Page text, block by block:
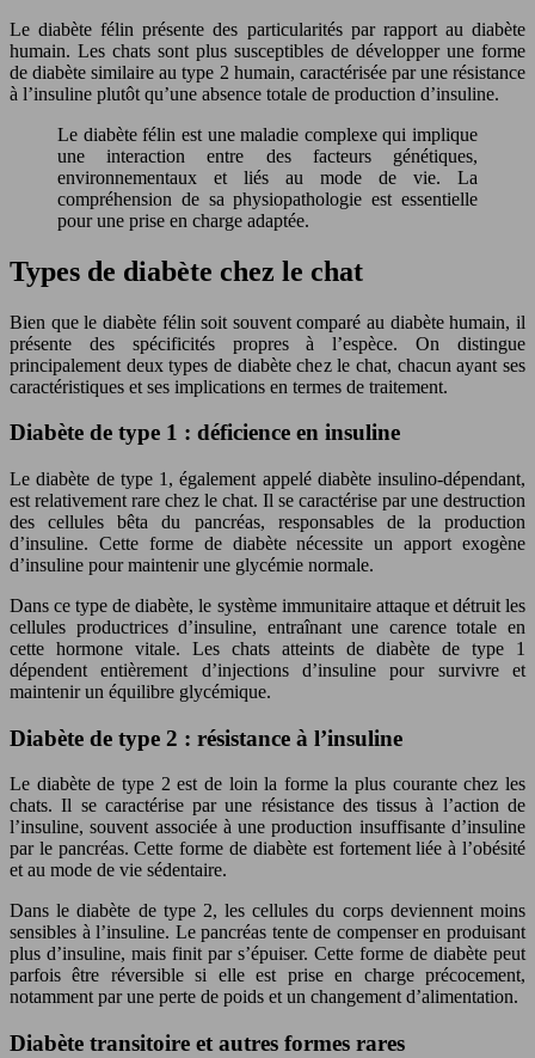
Le diabète félin présente des particularités par rapport au diabète
humain. Les chats sont plus susceptibles de développer une forme
de diabète similaire au type 2 humain, caractérisée par une résistance
à l’insuline plutôt qu’une absence totale de production d’insuline.
Le diabète félin est une maladie complexe qui implique
une interaction entre des facteurs génétiques,
environnementaux et liés au mode de vie. La
compréhension de sa physiopathologie est essentielle
pour une prise en charge adaptée.
Types de diabète chez le chat
Bien que le diabète félin soit souvent comparé au diabète humain, il
présente des spécificités propres à l’espèce. On distingue
principalement deux types de diabète chez le chat, chacun ayant ses
caractéristiques et ses implications en termes de traitement.
Diabète de type 1 : déficience en insuline
Le diabète de type 1, également appelé diabète insulino-dépendant,
est relativement rare chez le chat. Il se caractérise par une destruction
des cellules bêta du pancréas, responsables de la production
d’insuline. Cette forme de diabète nécessite un apport exogène
d’insuline pour maintenir une glycémie normale.
Dans ce type de diabète, le système immunitaire attaque et détruit les
cellules productrices d’insuline, entraînant une carence totale en
cette hormone vitale. Les chats atteints de diabète de type 1
dépendent entièrement d’injections d’insuline pour survivre et
maintenir un équilibre glycémique.
Diabète de type 2 : résistance à l’insuline
Le diabète de type 2 est de loin la forme la plus courante chez les
chats. Il se caractérise par une résistance des tissus à l’action de
l’insuline, souvent associée à une production insuffisante d’insuline
par le pancréas. Cette forme de diabète est fortement liée à l’obésité
et au mode de vie sédentaire.
Dans le diabète de type 2, les cellules du corps deviennent moins
sensibles à l’insuline. Le pancréas tente de compenser en produisant
plus d’insuline, mais finit par s’épuiser. Cette forme de diabète peut
parfois être réversible si elle est prise en charge précocement,
notamment par une perte de poids et un changement d’alimentation.
Diabète transitoire et autres formes rares